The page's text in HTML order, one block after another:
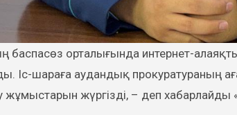
Іс-шараға аудандық прокуратураның
жұмыстарын жүргізді, – деп хабарлайды